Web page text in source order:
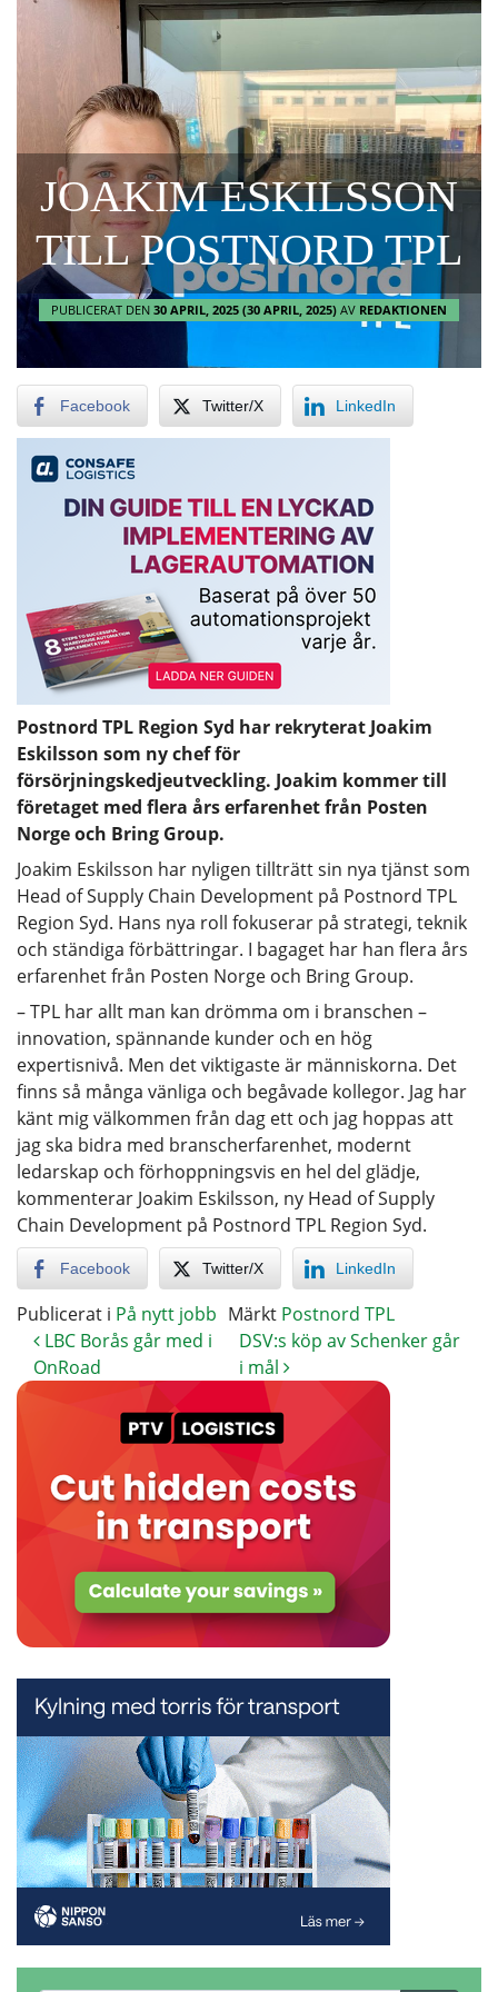
JOAKIM ESKILSSON
TILL POSTNORD TPL
PUBLICERAT DEN 30 APRIL, 2025 (30 APRIL, 2025) AV REDAKTIONEN
Facebook Twitter/X LinkedIn
Postnord TPL Region Syd har rekryterat Joakim
Eskilsson som ny chef för
försörjningskedjeutveckling. Joakim kommer till
företaget med flera års erfarenhet från Posten
Norge och Bring Group.
Joakim Eskilsson har nyligen tillträtt sin nya tjänst som
Head of Supply Chain Development på Postnord TPL
Region Syd. Hans nya roll fokuserar på strategi, teknik
och ständiga förbättringar. I bagaget har han flera års
erfarenhet från Posten Norge och Bring Group.
– TPL har allt man kan drömma om i branschen –
innovation, spännande kunder och en hög
expertisnivå. Men det viktigaste är människorna. Det
finns så många vänliga och begåvade kollegor. Jag har
känt mig välkommen från dag ett och jag hoppas att
jag ska bidra med branscherfarenhet, modernt
ledarskap och förhoppningsvis en hel del glädje,
kommenterar Joakim Eskilsson, ny Head of Supply
Chain Development på Postnord TPL Region Syd.
Facebook Twitter/X LinkedIn
Publicerat i På nytt jobb Märkt Postnord TPL
LBC Borås går med i
OnRoad
DSV:s köp av Schenker går
i mål